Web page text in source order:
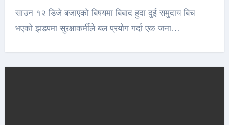
साउन १२ डिजे बजाएको बिषयमा बिबाद हुदा दुई समुदाय बिच
भएको झडपमा सुरक्षाकर्मीले बल प्रयोग गर्दा एक जना…